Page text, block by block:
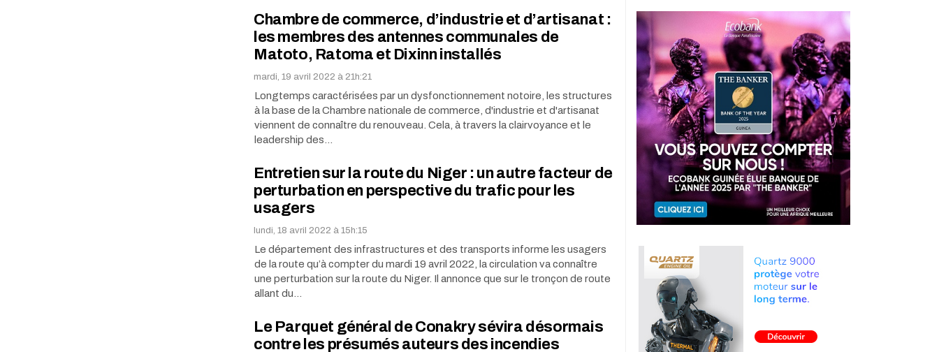
Chambre de commerce, d’industrie et d’artisanat :
les membres des antennes communales de
Matoto, Ratoma et Dixinn installés
mardi, 19 avril 2022 à 21h:21
Longtemps caractérisées par un dysfonctionnement notoire, les structures
à la base de la Chambre nationale de commerce, d'industrie et d'artisanat
viennent de connaître du renouveau. Cela, à travers la clairvoyance et le
leadership des…
Entretien sur la route du Niger : un autre facteur de
perturbation en perspective du trafic pour les
usagers
lundi, 18 avril 2022 à 15h:15
Le département des infrastructures et des transports informe les usagers
de la route qu’à compter du mardi 19 avril 2022, la circulation va connaître
une perturbation sur la route du Niger. Il annonce que sur le tronçon de route
allant du…
Le Parquet général de Conakry sévira désormais
contre les présumés auteurs des incendies